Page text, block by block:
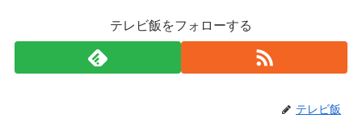
テレビ飯をフォローする
テレビ飯